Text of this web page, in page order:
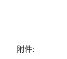
附件: